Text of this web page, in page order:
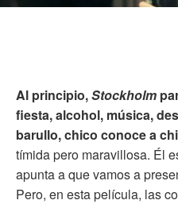
Al principio,Stockholm
fiesta, alcohol, música,
barullo, chico conoce a
tímida pero maravillosa. Él
apunta a que vamos a
Pero, en esta película, las